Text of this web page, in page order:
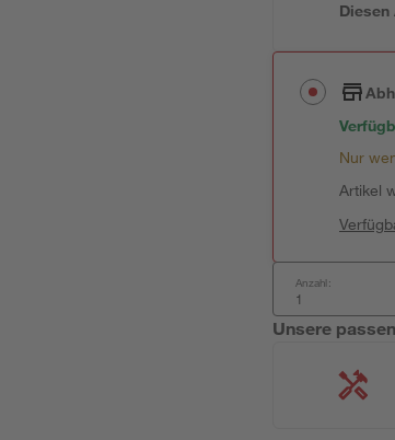
Nur
Artikel
Anzahl:
Unsere